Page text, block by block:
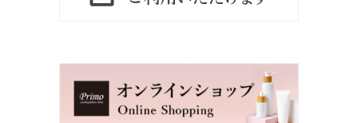
すが、わずかな左右差については、
必要に応じ修正手術で矯正いたしま
す。